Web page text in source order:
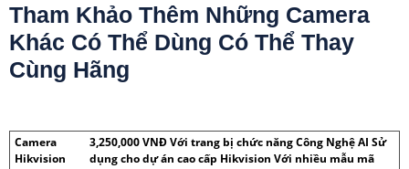
Tham Khảo Thêm Những Camera
Khác Có Thể Dùng Có Thể Thay
Cùng Hãng
Camera
Hikvision
3,250,000 VNĐ Với trang bị chức năng Công Nghệ AI Sử
dụng cho dự án cao cấp Hikvision Với nhiều mẫu mã